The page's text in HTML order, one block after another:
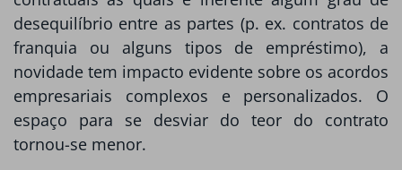
desequilíbrio entre as partes (p. ex. contratos de
franquia ou alguns tipos de empréstimo), a
novidade tem impacto evidente sobre os acordos
empresariais complexos e personalizados. O
espaço para se desviar do teor do contrato
tornou-se menor.